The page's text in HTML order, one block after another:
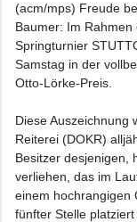
(acm/mps) Freude
Baumer: Im
Springturnier
Samstag in der
Otto-Lörke-Preis.
Diese Auszeichnung
Reiterei (DOKR)
Besitzer desjenigen,
verliehen, das im
einem hochrangigen
fünfter Stelle